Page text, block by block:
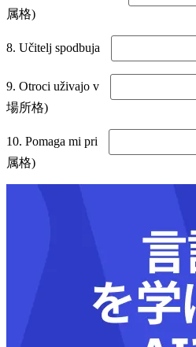
属格)
8. Učitelj spodbuja
9. Otroci uživajo v
場所格)
10. Pomaga mi pri
属格)